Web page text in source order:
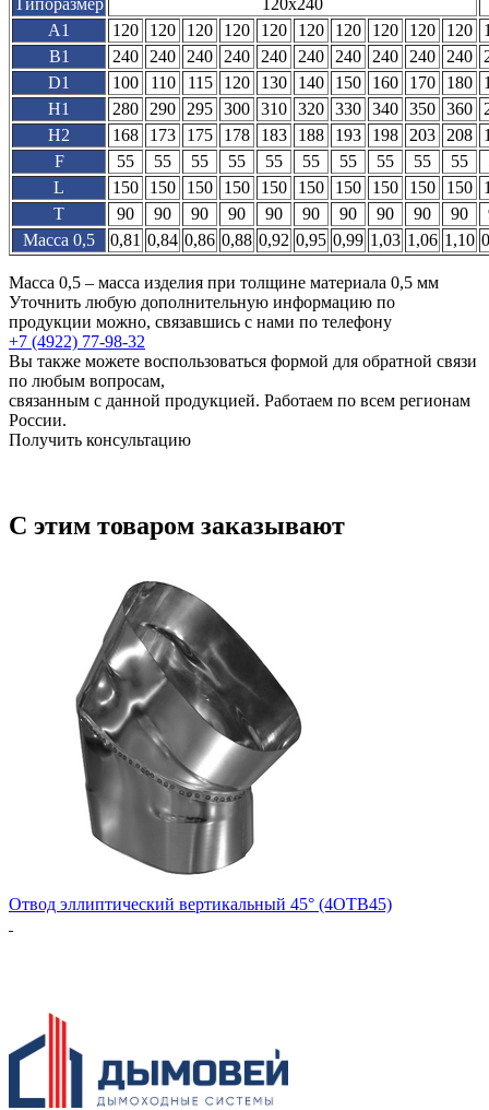
A1
120 120 120 120 120 120 120 120 120 120
B1
240 240 240 240 240 240 240 240 240 240
D1
100 110 115 120 130 140 150 160 170 180
H1
280 290 295 300 310 320 330 340 350 360
H2
168 173 175 178 183 188 193 198 203 208
F
55 55 55 55 55 55 55 55 55 55
L
150 150 150 150 150 150 150 150 150 150
T
90 90 90 90 90 90 90 90 90 90
Масса 0,5
0,81 0,84 0,86 0,88 0,92 0,95 0,99 1,03 1,06 1,10
Масса 0,5 – масса изделия при толщине материала 0,5 мм
Уточнить любую дополнительную информацию по
продукции можно, связавшись с нами по телефону
+7 (4922) 77-98-32
Вы также можете воспользоваться формой для обратной связи
по любым вопросам,
связанным с данной продукцией. Работаем по всем регионам
России.
Получить консультацию
С этим товаром заказывают
Отвод эллиптический вертикальный 45° (4ОТВ45)